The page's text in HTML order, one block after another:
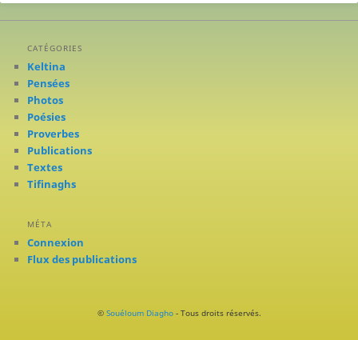
CATÉGORIES
Keltina
Pensées
Photos
Poésies
Proverbes
Publications
Textes
Tifinaghs
MÉTA
Connexion
Flux des publications
© Souéloum Diagho- Tous droits réservés.